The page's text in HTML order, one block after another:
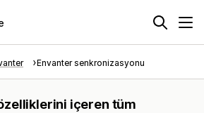
Envanter senkronizasyonu
içeren tüm